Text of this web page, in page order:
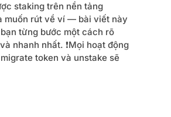
staking trên nền tảng
muốn rút về ví — bài viết này
từng bước một cách rõ
nhanh nhất. ❗️Mọi hoạt động
token và unstake sẽ